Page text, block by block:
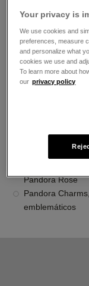
El horario de
Lunes
Martes
Miércoles
Jueves
Viernes
Acerca de Joyería
Joyería
Pandora Rose
Pandora
emblemáticos
Your privacy is
We use cookies and
preferences, measure
and personalize what
cookies we use and
To learn more about
our privacy policy